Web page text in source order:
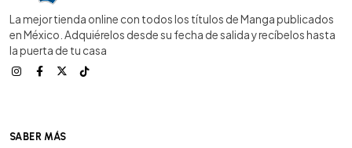
La mejor tienda online con todos los títulos de Manga publicados
en México. Adquiérelos desde su fecha de salida y recíbelos hasta
la puerta de tu casa
SABER MÁS